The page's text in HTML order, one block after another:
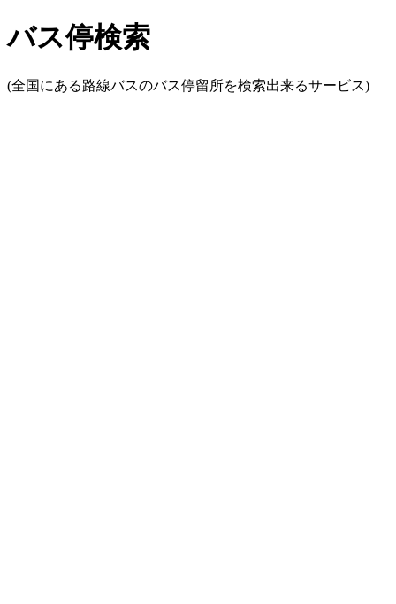
バス停検索
(全国にある路線バスのバス停留所を検索出来るサービス)